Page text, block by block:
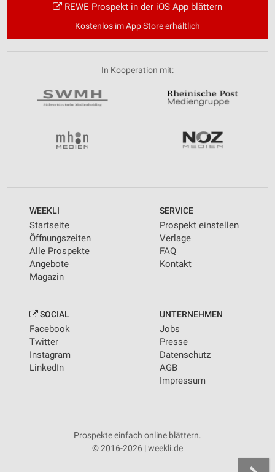
REWE Prospekt in der iOS App blättern
Kostenlos im App Store erhältlich
In Kooperation mit:
WEEKLI
Startseite
Öffnungszeiten
Alle Prospekte
Angebote
Magazin
SERVICE
Prospekt einstellen
Verlage
FAQ
Kontakt
SOCIAL
Facebook
Twitter
Instagram
LinkedIn
UNTERNEHMEN
Jobs
Presse
Datenschutz
AGB
Impressum
Prospekte einfach online blättern.
© 2016-2026 | weekli.de